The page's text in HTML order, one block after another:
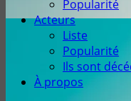
Popularité
Acteurs
Liste
Popularité
Ils sont
À propos